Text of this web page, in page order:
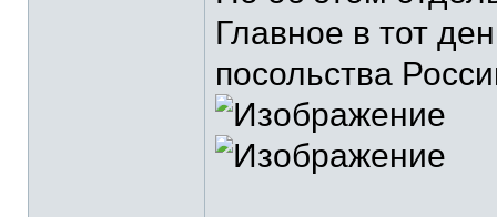
Главное в тот
посольства